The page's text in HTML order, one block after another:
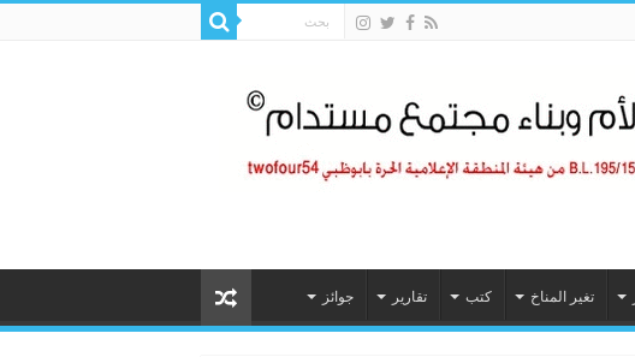
تغير المناخ كتب تقارير جوائز